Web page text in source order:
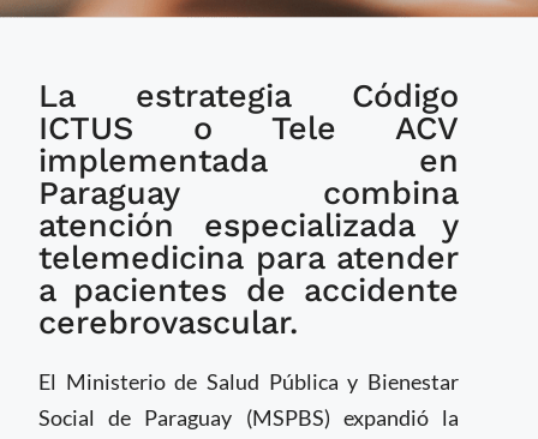
de telemedicina
fortalece la atención
de ACV
La estrategia Código
ICTUS o Tele ACV
implementada en
Paraguay combina
atención especializada y
telemedicina para atender
a pacientes de accidente
cerebrovascular.
El Ministerio de Salud Pública y Bienestar
Social de Paraguay (MSPBS) expandió la